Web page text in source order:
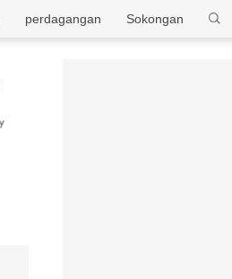
Sokongan
perdagangan